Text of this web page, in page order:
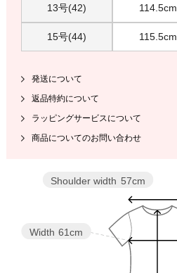
13号(42) 114.5cm
15号(44) 115.5cm
発送について
返品特約について
ラッピングサービスについて
商品についてのお問い合わせ
Width 61cm
Shoulder width 57cm